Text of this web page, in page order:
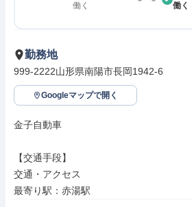
働く
働く
勤務地
999-2222山形県南陽市長岡1942-6
Googleマップで開く
金子自動車
【交通手段】
交通・アクセス
最寄り駅：赤湯駅